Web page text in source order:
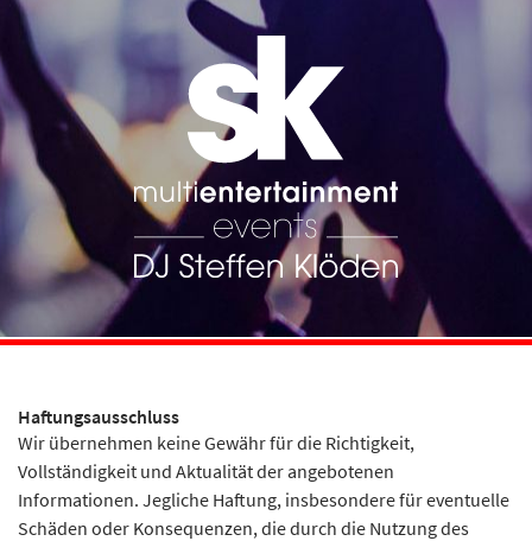
Haftungsausschluss
Wir übernehmen keine Gewähr für die Richtigkeit,
Vollständigkeit und Aktualität der angebotenen
Informationen. Jegliche Haftung, insbesondere für eventuelle
Schäden oder Konsequenzen, die durch die Nutzung des